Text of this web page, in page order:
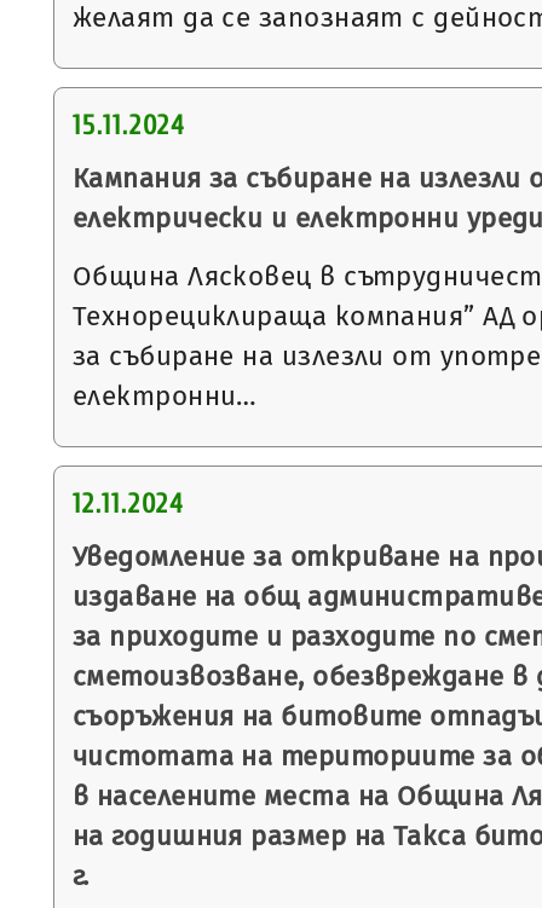
желаят да се запознаят с
15.11.2024
Кампания за събиране на
електрически и електронни
Община Лясковец в
Технорециклираща компания” АД
за събиране на излезли от
електронни…
12.11.2024
Уведомление за откриване на
издаване на общ
за приходите и разходите по
сметоизвозване, обезвреждане в
съоръжения на битовите
чистотата на териториите за
в населените места на Община
на годишния размер на Такса
г.